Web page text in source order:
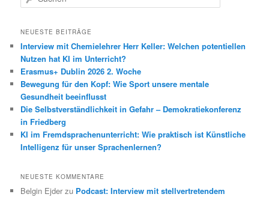
u
h
n
NEUESTE BEITRÄGE
Interview mit Chemielehrer Herr Keller: Welchen potentiellen
Nutzen hat KI im Unterricht?
Erasmus+ Dublin 2026 2. Woche
Bewegung für den Kopf: Wie Sport unsere mentale
Gesundheit beeinflusst
Die Selbstverständlichkeit in Gefahr – Demokratiekonferenz
in Friedberg
KI im Fremdsprachenunterricht: Wie praktisch ist Künstliche
Intelligenz für unser Sprachenlernen?
NEUESTE KOMMENTARE
Belgin Ejder zu Podcast: Interview mit stellvertretendem